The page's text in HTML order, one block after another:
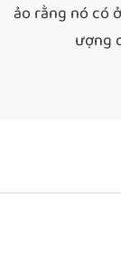
ảo rằng nó có
ượng